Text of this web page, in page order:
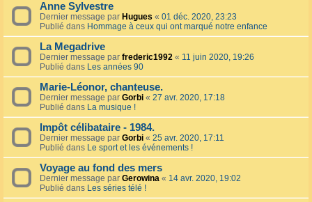
Anne Sylvestre
Dernier message par Hugues « 01 déc. 2020, 23:23
Publié dans Hommage à ceux qui ont marqué notre enfance
La Megadrive
Dernier message par frederic1992 « 11 juin 2020, 19:26
Publié dans Les années 90
Marie-Léonor, chanteuse.
Dernier message par Gorbi « 27 avr. 2020, 17:18
Publié dans La musique !
Impôt célibataire - 1984.
Dernier message par Gorbi « 25 avr. 2020, 17:11
Publié dans Le sport et les événements !
Voyage au fond des mers
Dernier message par Gerowina « 14 avr. 2020, 19:02
Publié dans Les séries télé !